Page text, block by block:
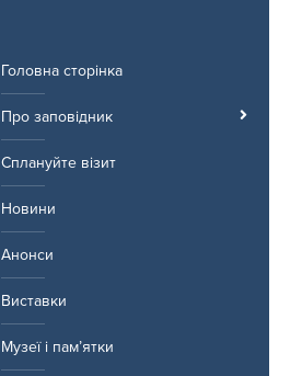
Головна сторінка
Про заповідник
Сплануйте візит
Новини
Анонси
Виставки
Музеї і пам’ятки